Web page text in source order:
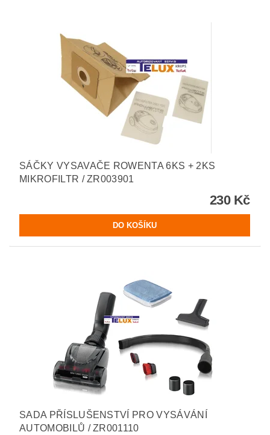
SÁČKY VYSAVAČE ROWENTA 6KS + 2KS
MIKROFILTR / ZR003901
230 Kč
SADA PŘÍSLUŠENSTVÍ PRO VYSÁVÁNÍ
AUTOMOBILŮ / ZR001110